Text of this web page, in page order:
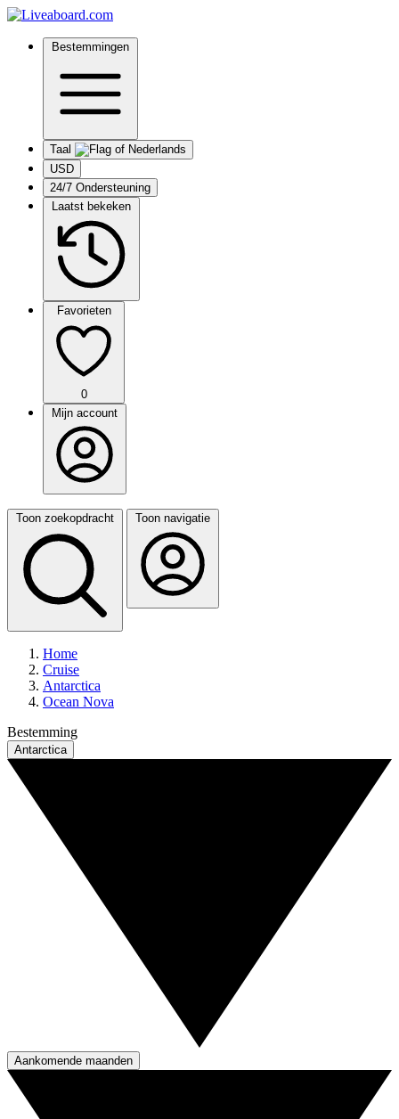
Bestemmingen
Taal
USD
24/7 Ondersteuning
Laatst bekeken
Favorieten
0
Mijn account
Toon zoekopdracht Toon navigatie
Home
Cruise
Antarctica
Ocean Nova
Bestemming
Antarctica
Aankomende maanden